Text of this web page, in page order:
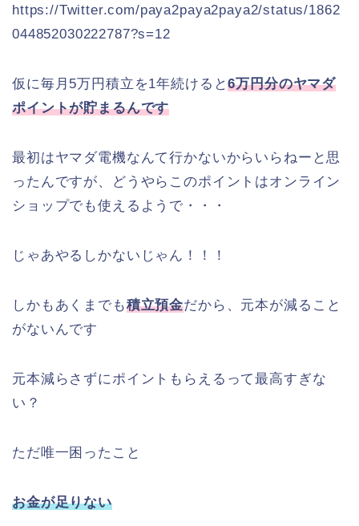
https://Twitter.com/paya2paya2paya2/status/1862
044852030222787?s=12
仮に毎月5万円積立を1年続けると6万円分のヤマダ
ポイントが貯まるんです
最初はヤマダ電機なんて行かないからいらねーと思
ったんですが、どうやらこのポイントはオンライン
ショップでも使えるようで・・・
じゃあやるしかないじゃん！！！
しかもあくまでも積立預金だから、元本が減ること
がないんです
元本減らさずにポイントもらえるって最高すぎな
い？
ただ唯一困ったこと
お金が足りない